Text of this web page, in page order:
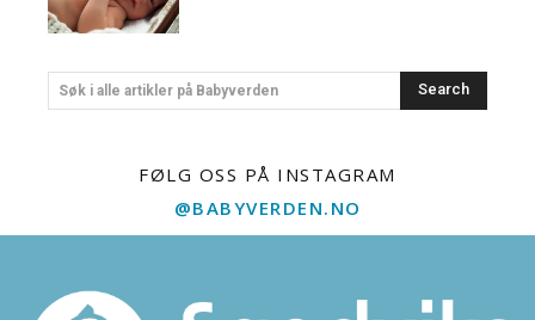
Søk i alle artikler på Babyverden Search
FØLG OSS PÅ INSTAGRAM
@BABYVERDEN.NO